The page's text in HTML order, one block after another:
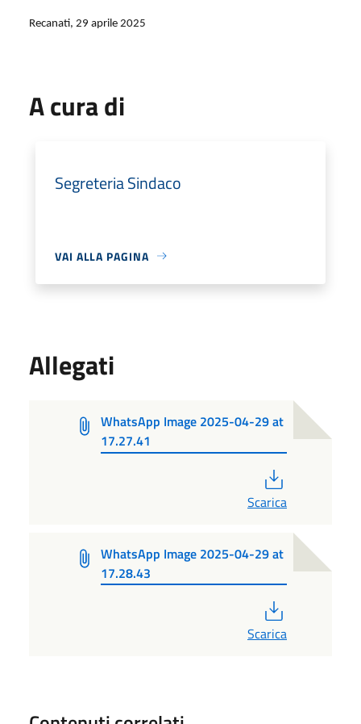
Recanati, 29 aprile 2025
A cura di
Segreteria Sindaco
VAI ALLA PAGINA
Allegati
WhatsApp Image 2025-04-29 at
17.27.41
Scarica
WhatsApp Image 2025-04-29 at
17.28.43
Scarica